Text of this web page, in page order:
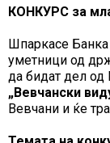
КОНКУРС за
Шпаркасе
уметници од
да бидат дел од
„Вевчански
Вевчани и ќе